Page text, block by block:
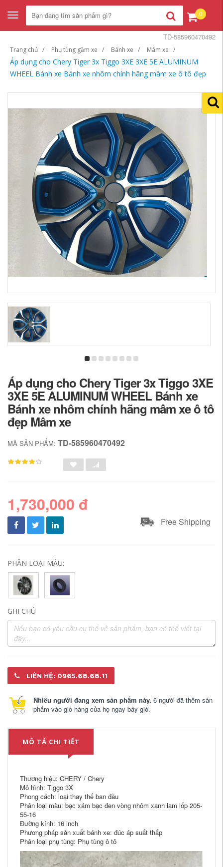
Toggle
navigation
0
Trang chủ Phụ tùng gầm xe Bánh xe Mâm xe
Áp dụng cho Chery Tiger 3x Tiggo 3XE 3XE 5E ALUMINUM
WHEEL Bánh xe Bánh xe nhôm chính hãng mâm xe ô tô đẹp
TD-585960470492
Áp dụng cho Chery Tiger 3x Tiggo 3XE
3XE 5E ALUMINUM WHEEL Bánh xe
Bánh xe nhôm chính hãng mâm xe ô tô
đẹp Mâm xe
MÃ SẢN PHẨM: TD-585960470492
1,730,000 đ
Free Shipping
PHÂN LOẠI MÀU:
GHI CHÚ
LIÊN HỆ: 0965.68.68.11
Nhiều người đang xem sản phẩm này. 6 người đã thêm sản
phẩm vào giỏ hàng của họ ngay bây giờ.
MÔ TẢ CHI TIẾT
Thương hiệu: CHERY / Chery
Mô hình: Tiggo 3X
Phong cách: loại thay thế ban đầu
Phân loại màu: bạc xám bạc đen vòng nhôm xanh lam lốp 205-
55-16
Đường kính: 16 inch
Phương pháp sản xuất bánh xe: đúc áp suất thấp
Phân loại phụ tùng: Phụ tùng ô tô